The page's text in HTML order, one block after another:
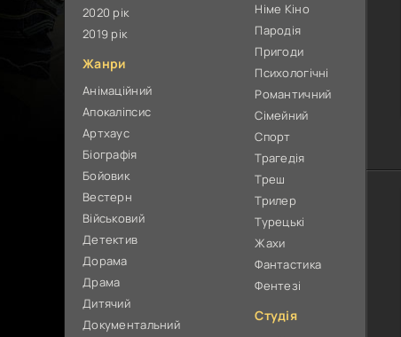
2020 рік
2019 рік
Жанри
Анімаційний
Апокаліпсис
Артхаус
Біографія
Бойовик
Вестерн
Військовий
Детектив
Дорама
Драма
Дитячий
Документальний
Німе Кіно
Пародія
Пригоди
Психологічні
Романтичний
Сімейний
Спорт
Трагедія
Треш
Трилер
Турецькі
Жахи
Фантастика
Фентезі
Студія